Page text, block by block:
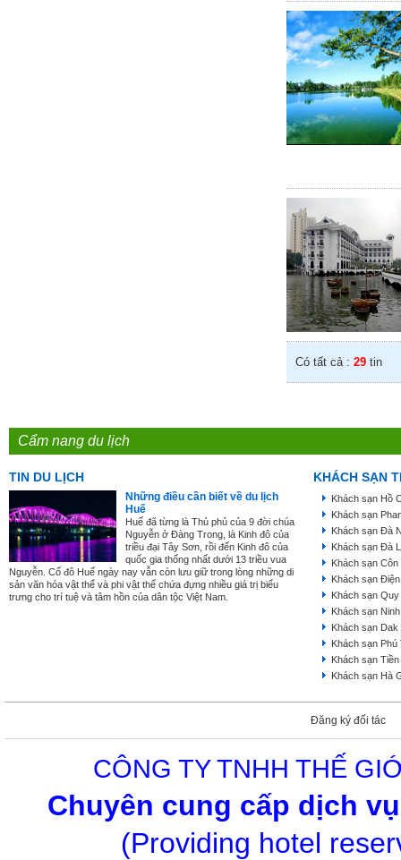
Có tất cả : 29 tin
Cẩm nang du lịch
TIN DU LỊCH
Những điều cần biết về du lịch
Huế
Huế đã từng là Thủ phủ của 9 đời chúa
Nguyễn ở Đàng Trong, là Kinh đô của
triều đại Tây Sơn, rồi đến Kinh đô của
quốc gia thống nhất dưới 13 triều vua
Nguyễn. Cố đô Huế ngày nay vẫn còn lưu giữ trong lòng những di
sản văn hóa vật thể và phi vật thể chứa đựng nhiều giá trị biểu
trưng cho trí tuệ và tâm hồn của dân tộc Việt Nam.
KHÁCH SẠN
Khách sạn Hồ
Khách sạn
Khách sạn Đà
Khách sạn Đà
Khách sạn
Khách sạn
Khách sạn
Khách sạn
Khách sạn Dak
Khách sạn Phú
Khách sạn
Khách sạn Hà
Đăng ký đối tác
CÔNG TY TNHH THẾ
Chuyên cung cấp dịch
(Providing hotel